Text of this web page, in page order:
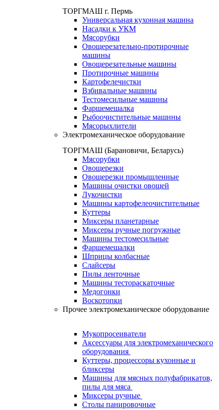
ТОРГМАШ г. Пермь
Универсальная кухонная машина
Насадки к УКМ
Мясорубки
Овощерезательно-протирочные
машины
Овощерезательные машины
Протирочные машины
Картофелечистки
Взбивальные машины
Тестомесильные машины
Фаршемешалка
Рыбоочистительные машины
Мясорыхлители
Электромеханическое оборудование
ТОРГМАШ (Барановичи, Беларусь)
Мясорубки
Овощерезки
Овощерезки промышленные
Машины очистки овощей
Лукочистки
Машины картофелеочистительные
Куттеры
Миксеры планетарные
Миксеры ручные погружные
Машины тестомесильные
Фаршемешалки
Шприцы колбасные
Слайсеры
Пилы ленточные
Машины тестораскаточные
Медогонки
Воскотопки
Прочее электромеханическое оборудование
Мукопросеиватели
Аксессуары для электромеханического
оборудования
Куттеры, процессоры кухонные и
бликсеры
Машины для мясных полуфабрикатов,
пилы для мяса
Миксеры ручные
Столы панировочные